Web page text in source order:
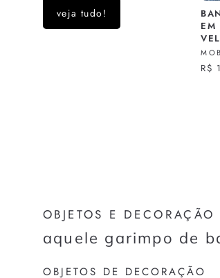
veja tudo!
EM
R$
OBJETOS E DECORAÇÃO
aquele garimpo de
OBJETOS DE DECORAÇÃO